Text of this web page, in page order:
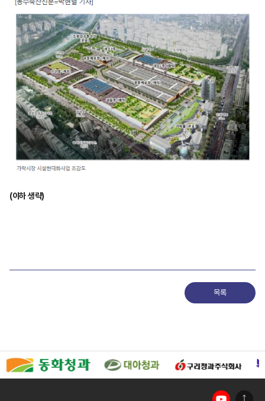
(이하 생략)
목록